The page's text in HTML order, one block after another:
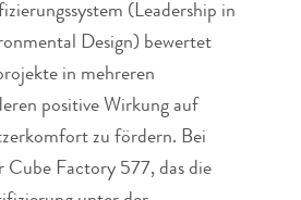
(Leadership in
Design) bewertet
in mehreren
positive Wirkung auf
zu fördern. Bei
Cube Factory 577, das die